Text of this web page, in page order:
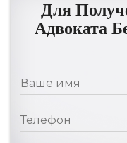
Для
Адвоката